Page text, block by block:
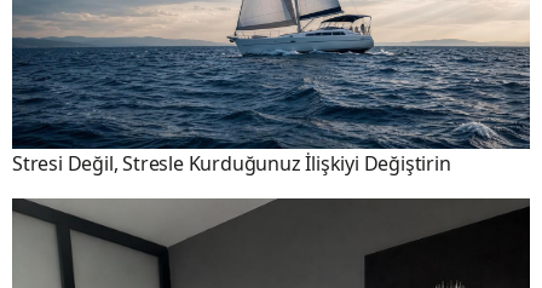
Stresi Değil, Stresle Kurduğunuz İlişkiyi Değiştirin